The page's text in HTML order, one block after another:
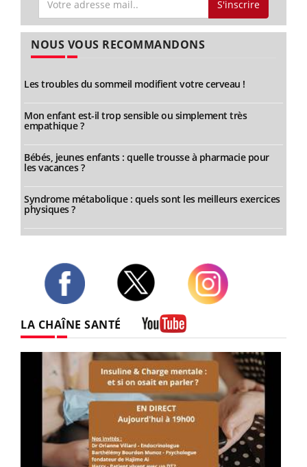
S'inscrire
NOUS VOUS RECOMMANDONS
Les troubles du sommeil modifient votre cerveau !
Mon enfant est-il trop sensible ou simplement très
empathique ?
Bébés, jeunes enfants : quelle trousse à pharmacie pour
les vacances ?
Syndrome métabolique : quels sont les meilleurs exercices
physiques ?
LA CHAÎNE SANTÉ